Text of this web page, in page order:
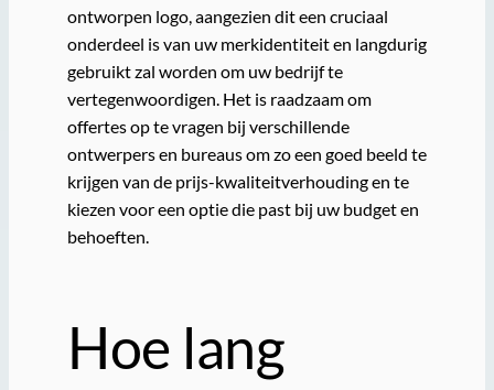
ontworpen logo, aangezien dit een cruciaal
onderdeel is van uw merkidentiteit en langdurig
gebruikt zal worden om uw bedrijf te
vertegenwoordigen. Het is raadzaam om
offertes op te vragen bij verschillende
ontwerpers en bureaus om zo een goed beeld te
krijgen van de prijs-kwaliteitverhouding en te
kiezen voor een optie die past bij uw budget en
behoeften.
Hoe lang